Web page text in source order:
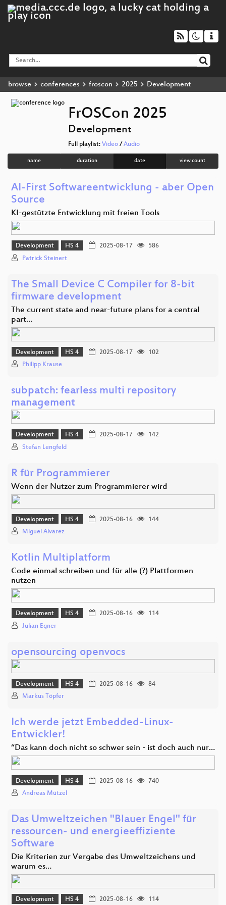
browse conferences froscon 2025 Development
FrOSCon 2025
Development
Full playlist: Video / Audio
name duration date view count
AI-First Softwareentwicklung - aber Open
Source
KI-gestützte Entwicklung mit freien Tools
Development HS 4 2025-08-17
586
Patrick Steinert
The Small Device C Compiler for 8-bit
firmware development
The current state and near-future plans for a central
part…
Development HS 4 2025-08-17
102
Philipp Krause
subpatch: fearless multi repository
management
Development HS 4 2025-08-17
142
Stefan Lengfeld
R für Programmierer
Wenn der Nutzer zum Programmierer wird
Development HS 4 2025-08-16
144
Miguel Alvarez
Kotlin Multiplatform
Code einmal schreiben und für alle (?) Plattformen
nutzen
Development HS 4 2025-08-16
114
Julian Egner
opensourcing openvocs
Development HS 4 2025-08-16
84
Markus Töpfer
Ich werde jetzt Embedded-Linux-
Entwickler!
“Das kann doch nicht so schwer sein - ist doch auch nur…
Development HS 4 2025-08-16
740
Andreas Mützel
Das Umweltzeichen "Blauer Engel" für
ressourcen- und energieeffiziente
Software
Die Kriterien zur Vergabe des Umweltzeichens und
warum es…
Development HS 4 2025-08-16 114